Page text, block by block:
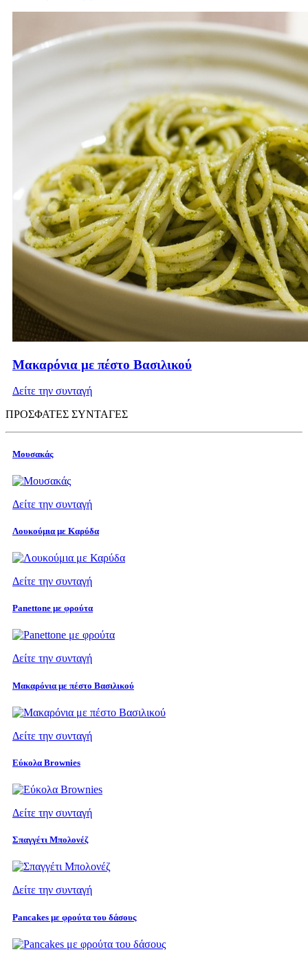
Μακαρόνια με πέστο Βασιλικού
Δείτε την συνταγή
ΠΡΟΣΦΑΤΕΣ ΣΥΝΤΑΓΕΣ
Μουσακάς
Δείτε την συνταγή
Λουκούμια με Καρύδα
Δείτε την συνταγή
Panettone με φρούτα
Δείτε την συνταγή
Μακαρόνια με πέστο Βασιλικού
Δείτε την συνταγή
Εύκολα Brownies
Δείτε την συνταγή
Σπαγγέτι Μπολονέζ
Δείτε την συνταγή
Pancakes με φρούτα του δάσους